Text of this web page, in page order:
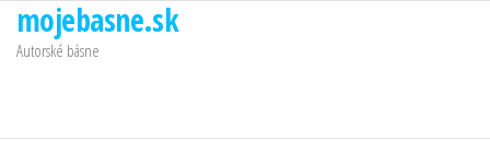
Preskočiť
mojebasne.sk
Autorské básne